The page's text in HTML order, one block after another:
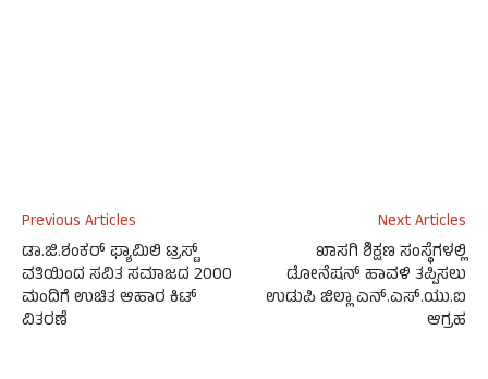
Previous Articles
ಡಾ.ಜಿ.ಶಂಕರ್ ಫ್ಯಾಮಿಲಿ ಟ್ರಸ್ಟ್
ವತಿಯಿಂದ ಸವಿತ ಸಮಾಜದ 2000
ಮಂದಿಗೆ ಉಚಿತ ಆಹಾರ ಕಿಟ್
ವಿತರಣೆ
Next Articles
ಖಾಸಗಿ ಶಿಕ್ಷಣ ಸಂಸ್ಥೆಗಳಲ್ಲಿ
ಡೋನೆಷನ್ ಹಾವಳಿ ತಪ್ಪಿಸಲು
ಉಡುಪಿ ಜಿಲ್ಲಾ ಎನ್.ಎಸ್.ಯು.ಐ
ಆಗ್ರಹ